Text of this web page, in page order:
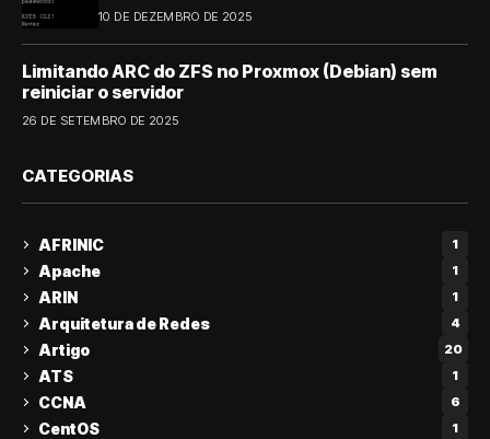
10 DE DEZEMBRO DE 2025
Limitando ARC do ZFS no Proxmox (Debian) sem
reiniciar o servidor
26 DE SETEMBRO DE 2025
CATEGORIAS
AFRINIC 1
Apache 1
ARIN 1
Arquitetura de Redes 4
Artigo 20
ATS 1
CCNA 6
CentOS 1